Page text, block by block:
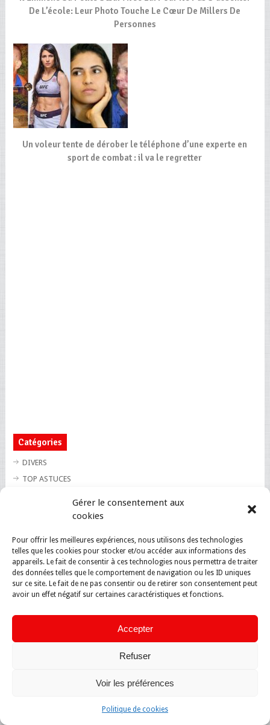
Gérer le consentement aux
cookies
Pour offrir les meilleures expériences, nous utilisons des technologies
telles que les cookies pour stocker et/ou accéder aux informations des
appareils. Le fait de consentir à ces technologies nous permettra de traiter
des données telles que le comportement de navigation ou les ID uniques
sur ce site. Le fait de ne pas consentir ou de retirer son consentement peut
avoir un effet négatif sur certaines caractéristiques et fonctions.
Accepter
Refuser
Voir les préférences
Politique de cookies
De L’école: Leur Photo Touche Le Cœur De Millers De
Personnes
Un voleur tente de dérober le téléphone d’une experte en
sport de combat : il va le regretter
Catégories
DIVERS
TOP ASTUCES
TOP INSOLITE
TOP SANTE
Copyright © 2026.